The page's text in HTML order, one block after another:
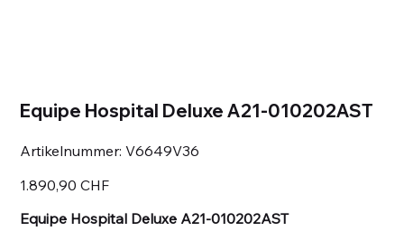
Equipe Hospital Deluxe A21-010202AST
Artikelnummer: Artikelnummer:
V6649V36
V6649V36
1.890,90 CHF
Equipe Hospital Deluxe A21-010202AST